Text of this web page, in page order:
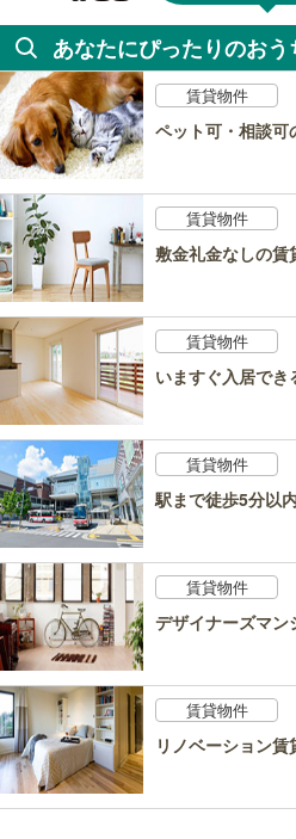
あなたにぴったりのおう
賃貸物件
ペット可・相談可
賃貸物件
敷金礼金なしの賃
賃貸物件
いますぐ入居で
賃貸物件
駅まで徒歩5分以
賃貸物件
デザイナーズマン
賃貸物件
リノベーション